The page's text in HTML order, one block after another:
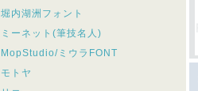
堀内湖洲フォント
ミーネット(筆技名人)
MopStudio/ミウラFONT
モトヤ